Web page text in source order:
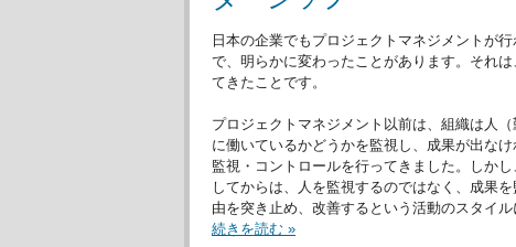
日本の企業でもプロジェクトマネジメントが
で、明らかに変わったことがあります。それ
てきたことです。
プロジェクトマネジメント以前は、組織は人
に働いているかどうかを監視し、成果が出な
監視・コントロールを行ってきました。しか
してからは、人を監視するのではなく、成果
由を突き止め、改善するという活動のスタイル
続きを読む »